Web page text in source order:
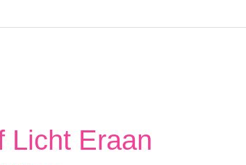
Licht Eraan